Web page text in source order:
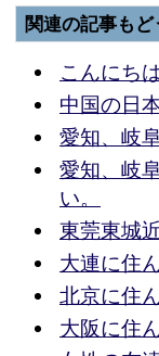
関連の記事もど
こんにち
中国の日
愛知、岐
愛知、岐
い。
東莞東城
大連に住
北京に住
大阪に住